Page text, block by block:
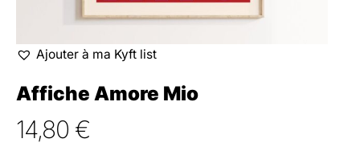
Ajouter à ma Kyft list
Affiche Amore Mio
14,80 €